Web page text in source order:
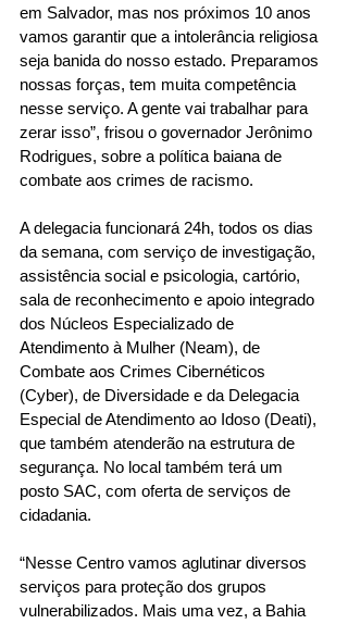
em Salvador, mas nos próximos 10 anos
vamos garantir que a intolerância religiosa
seja banida do nosso estado. Preparamos
nossas forças, tem muita competência
nesse serviço. A gente vai trabalhar para
zerar isso”, frisou o governador Jerônimo
Rodrigues, sobre a política baiana de
combate aos crimes de racismo.
A delegacia funcionará 24h, todos os dias
da semana, com serviço de investigação,
assistência social e psicologia, cartório,
sala de reconhecimento e apoio integrado
dos Núcleos Especializado de
Atendimento à Mulher (Neam), de
Combate aos Crimes Cibernéticos
(Cyber), de Diversidade e da Delegacia
Especial de Atendimento ao Idoso (Deati),
que também atenderão na estrutura de
segurança. No local também terá um
posto SAC, com oferta de serviços de
cidadania.
“Nesse Centro vamos aglutinar diversos
serviços para proteção dos grupos
vulnerabilizados. Mais uma vez, a Bahia